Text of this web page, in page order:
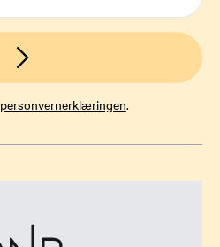
personvernerklæringen.